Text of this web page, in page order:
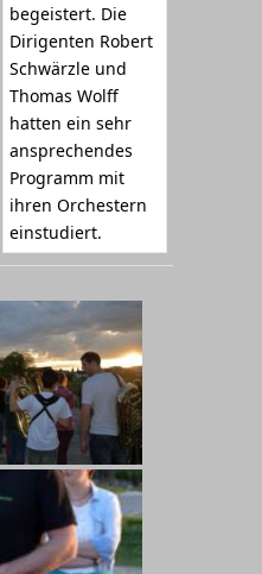
begeistert. Die
Dirigenten Robert
Schwärzle und
Thomas Wolff
hatten ein sehr
ansprechendes
Programm mit
ihren Orchestern
einstudiert.